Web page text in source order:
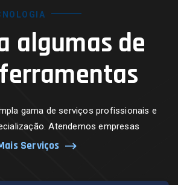
algumas de
gama de serviços profissionais e
Atendemos empresas
Serviços